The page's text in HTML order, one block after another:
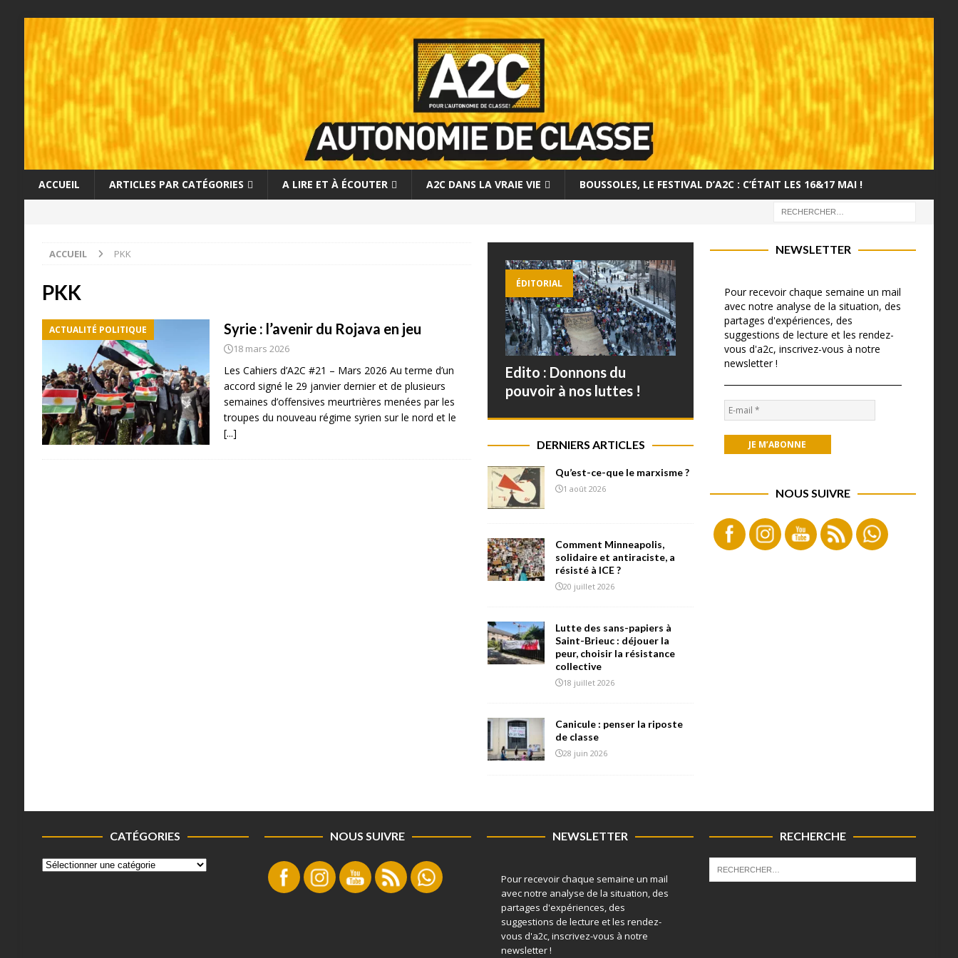
ACCUEIL ARTICLES PAR CATÉGORIES A LIRE ET À ÉCOUTER A2C DANS LA VRAIE VIE BOUSSOLES, LE FESTIVAL D’A2C : C’ÉTAIT LES 16&17 MAI !
ACCUEIL PKK
PKK
ACTUALITÉ POLITIQUE Syrie : l’avenir du Rojava en jeu
18 mars 2026
Les Cahiers d’A2C #21 – Mars 2026 Au terme d’un
accord signé le 29 janvier dernier et de plusieurs
semaines d’offensives meurtrières menées par les
troupes du nouveau régime syrien sur le nord et le
[...]
ÉDITORIAL
Edito : Donnons du
pouvoir à nos luttes !
DERNIERS ARTICLES
Qu’est-ce-que le marxisme ?
1 août 2026
Comment Minneapolis,
solidaire et antiraciste, a
résisté à ICE ?
20 juillet 2026
Lutte des sans-papiers à
Saint-Brieuc : déjouer la
peur, choisir la résistance
collective
18 juillet 2026
Canicule : penser la riposte
de classe
28 juin 2026
NEWSLETTER
Pour recevoir chaque semaine un mail
avec notre analyse de la situation, des
partages d'expériences, des
suggestions de lecture et les rendez-
vous d'a2c, inscrivez-vous à notre
newsletter !
NOUS SUIVRE
CATÉGORIES NOUS SUIVRE NEWSLETTER
Pour recevoir chaque semaine un mail
avec notre analyse de la situation, des
partages d'expériences, des
suggestions de lecture et les rendez-
vous d'a2c, inscrivez-vous à notre
newsletter !
RECHERCHE